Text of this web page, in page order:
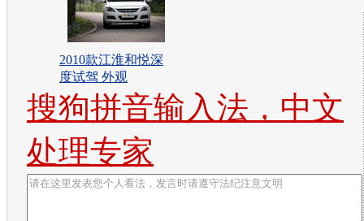
2010款江淮和悦深
度试驾 外观
搜狗拼音输入法，中文
处理专家